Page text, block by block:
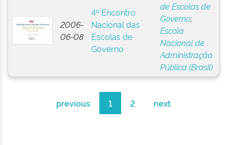
2006-
06-08
4º Encontro
Nacional das
Escolas de
Governo
de Escolas de
Governo;
Escola
Nacional de
Administração
Pública (Brasil)
previous 1 2 next